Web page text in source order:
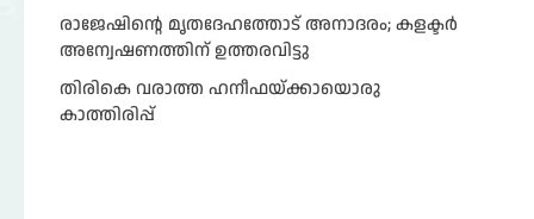
രാജേഷിന്റെ മൃതദേഹത്തോട് അനാദരം; കളക്ടർ
അന്വേഷണത്തിന് ഉത്തരവിട്ടു
തിരികെ വരാത്ത ഹനീഫയ്ക്കായൊരു
കാത്തിരിപ്പ്